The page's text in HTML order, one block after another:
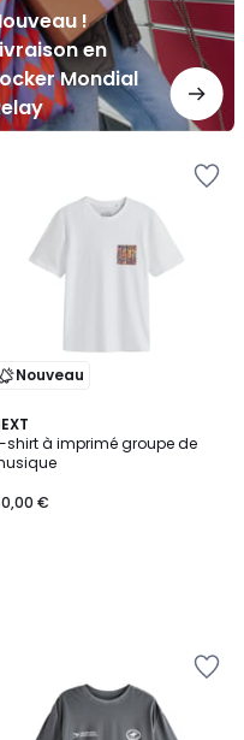
!
en
Mondial
Nouveau
shirt à imprimé groupe de
€